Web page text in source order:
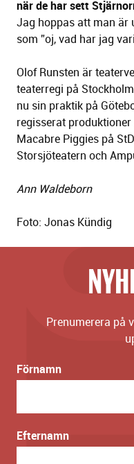
när de har sett
Jag hoppas att man är
som ”oj, vad har jag
Olof Runsten är
teaterregi på
nu sin praktik på
regisserat
Macabre Piggies på
Storsjöteatern och
Ann Waldeborn
Foto: Jonas Kündig
Prenumerera på
Förnamn
Efternamn